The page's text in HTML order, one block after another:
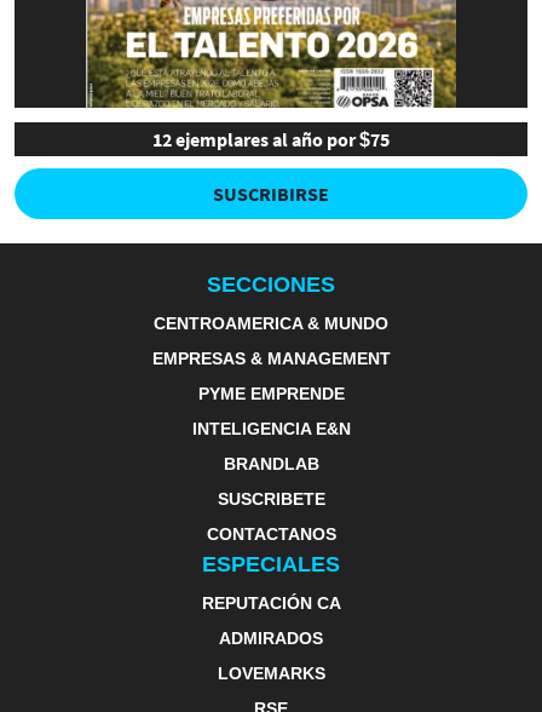
12 ejemplares al año por $75
SUSCRIBIRSE
SECCIONES
CENTROAMERICA & MUNDO
EMPRESAS & MANAGEMENT
PYME EMPRENDE
INTELIGENCIA E&N
BRANDLAB
SUSCRIBETE
CONTACTANOS
ESPECIALES
REPUTACIÓN CA
ADMIRADOS
LOVEMARKS